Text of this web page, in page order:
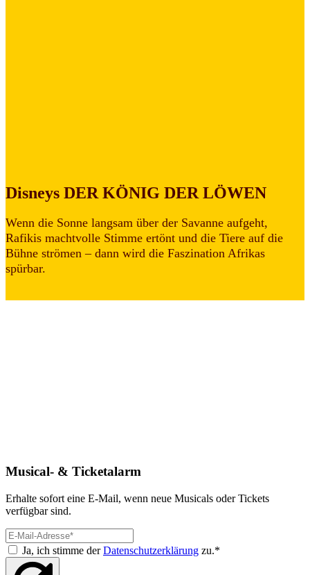
Disneys DER KÖNIG DER LÖWEN
Wenn die Sonne langsam über der Savanne aufgeht,
Rafikis machtvolle Stimme ertönt und die Tiere auf die
Bühne strömen – dann wird die Faszination Afrikas
spürbar.
Musical- & Ticketalarm
Erhalte sofort eine E-Mail, wenn neue Musicals oder Tickets
verfügbar sind.
Ja, ich stimme derDatenschutzerklärung zu.*